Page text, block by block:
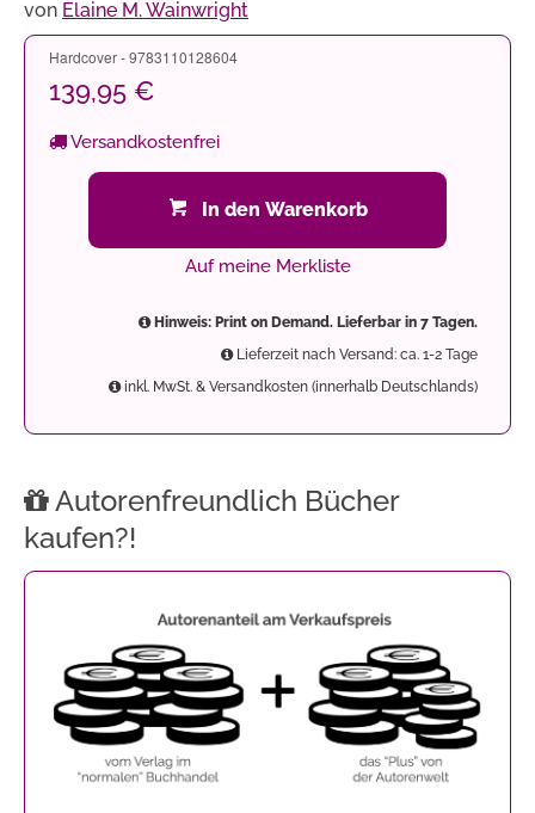
von Elaine M. Wainwright
Hardcover - 9783110128604
139,95 €
Versandkostenfrei
In den Warenkorb
Auf meine Merkliste
Hinweis: Print on Demand. Lieferbar in 7 Tagen.
Lieferzeit nach Versand: ca. 1-2 Tage
inkl. MwSt. & Versandkosten (innerhalb Deutschlands)
Autorenfreundlich Bücher
kaufen?!